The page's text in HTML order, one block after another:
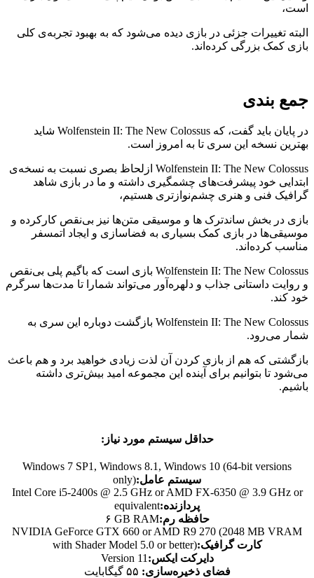
است،
البته تغییرات جزئی در بازی دیده می‌شود که به بهبود تجربه‌ی کلی
بازی کمک بزرگی کرده‌اند.
جمع بندی
در پایان باید گفت، که Wolfenstein II: The New Colossus شاید
بهترین نسخه این سری تا به امروز است.
Wolfenstein II: The New Colossus ازلحاظ بصری نسبت به نسخه‌ی
ابتدایی خود پیشرفت‌های چشمگیری داشته و ما در بازی شاهد
گرافیک فنی و هنری چشم‌نوازتری هستیم،
بازی در بخش ساندترک ها و موسیقی متن‌ها نیز بی‌نقص کارکرده و
موسیقی‌ها در بازی کمک بسیاری به فضاسازی و ایجاد اتمسفر
مناسب کرده‌اند.
Wolfenstein II: The New Colossus بازی است که باگیم پلی بی‌نقص
و روایت داستانی جذاب و دلهره‌آور می‌تواند شمارا تا مدت‌ها سرگرم
خود کند.
Wolfenstein II: The New Colossus بازگشت دوباره این سری به
شمار می‌رود.
بازگشتی که هم از بازی کردن آن لذت زیادی خواهید برد و هم باعث
می‌شود تا بتوانیم برای آینده این مجموعه امید بیش‌تری داشته
باشیم.
حداقل سیستم مورد نیاز:
Windows 7 SP1, Windows 8.1, Windows 10 (64-bit versions
only) :سیستم عامل
Intel Core i5-2400s @ 2.5 GHz or AMD FX-6350 @ 3.9 GHz or
equivalent :پردازنده
۶ GB RAM :حافظه رم
NVIDIA GeForce GTX 660 or AMD R9 270 (2048 MB VRAM
with Shader Model 5.0 or better):کارت گرافیک
Version 11 :دایرکت ایکس
فضای ذخیره‌سازی: